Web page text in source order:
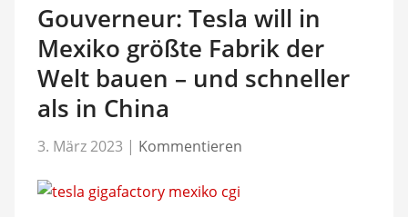
Gouverneur: Tesla will in
Mexiko größte Fabrik der
Welt bauen – und schneller
als in China
3. März 2023 | Kommentieren